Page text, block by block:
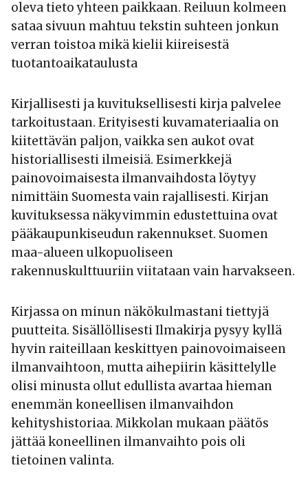
oleva tieto yhteen paikkaan. Reiluun kolmeen
sataa sivuun mahtuu tekstin suhteen jonkun
verran toistoa mikä kielii kiireisestä
tuotantoaikataulusta
Kirjallisesti ja kuvituksellisesti kirja palvelee
tarkoitustaan. Erityisesti kuvamateriaalia on
kiitettävän paljon, vaikka sen aukot ovat
historiallisesti ilmeisiä. Esimerkkejä
painovoimaisesta ilmanvaihdosta löytyy
nimittäin Suomesta vain rajallisesti. Kirjan
kuvituksessa näkyvimmin edustettuina ovat
pääkaupunkiseudun rakennukset. Suomen
maa-alueen ulkopuoliseen
rakennuskulttuuriin viitataan vain harvakseen.
Kirjassa on minun näkökulmastani tiettyjä
puutteita. Sisällöllisesti Ilmakirja pysyy kyllä
hyvin raiteillaan keskittyen painovoimaiseen
ilmanvaihtoon, mutta aihepiirin käsittelylle
olisi minusta ollut edullista avartaa hieman
enemmän koneellisen ilmanvaihdon
kehityshistoriaa. Mikkolan mukaan päätös
jättää koneellinen ilmanvaihto pois oli
tietoinen valinta.